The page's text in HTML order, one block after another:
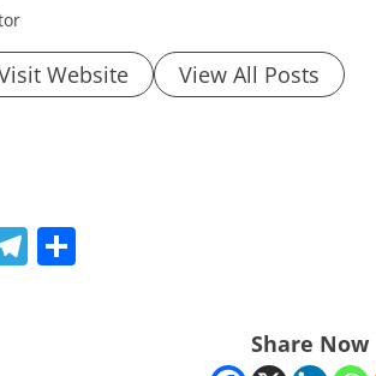
Website View All Posts
Telegram
Share Now